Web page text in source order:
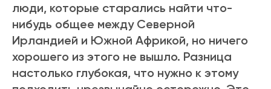
люди, которые старались найти что-
нибудь общее между Северной
Ирландией и Южной Африкой, но ничего
хорошего из этого не вышло. Разница
настолько глубокая, что нужно к этому